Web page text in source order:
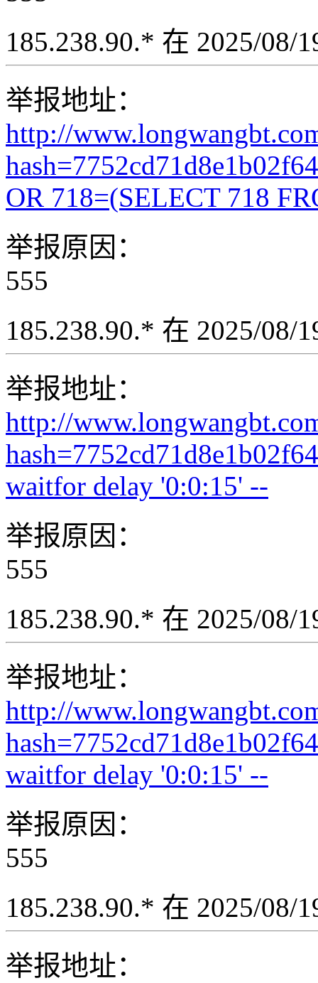
185.238.90.* 在 2025/08/
举报地址：
http://
OR 718=(SELECT 718
举报原因：
555
185.238.90.* 在 2025/08/
举报地址：
http://
waitfor delay '0:0:15' --
举报原因：
555
185.238.90.* 在 2025/08/
举报地址：
http://
waitfor delay '0:0:15' --
举报原因：
555
185.238.90.* 在 2025/08/
举报地址：